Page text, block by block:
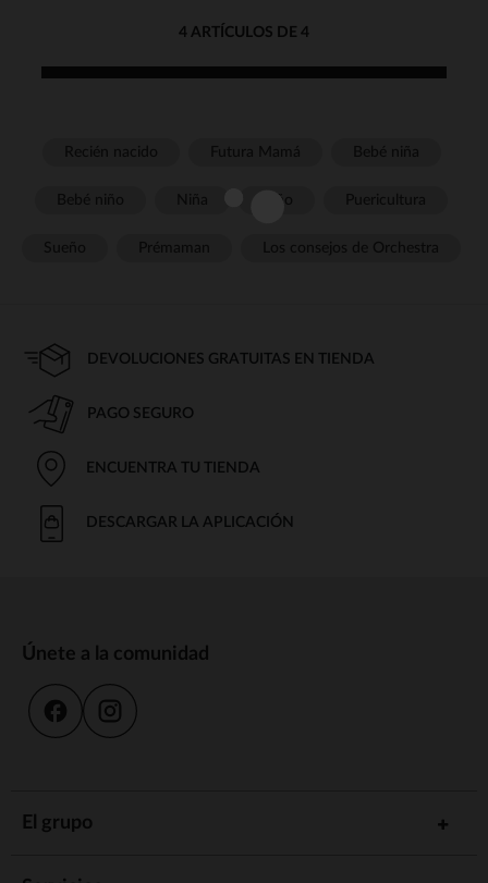
4 ARTÍCULOS DE 4
Niño
DEVOLUCIONES GRATUITAS EN TIENDA
PAGO SEGURO
ENCUENTRA TU TIENDA
DESCARGAR LA APLICACIÓN
Únete a la comunidad
El grupo